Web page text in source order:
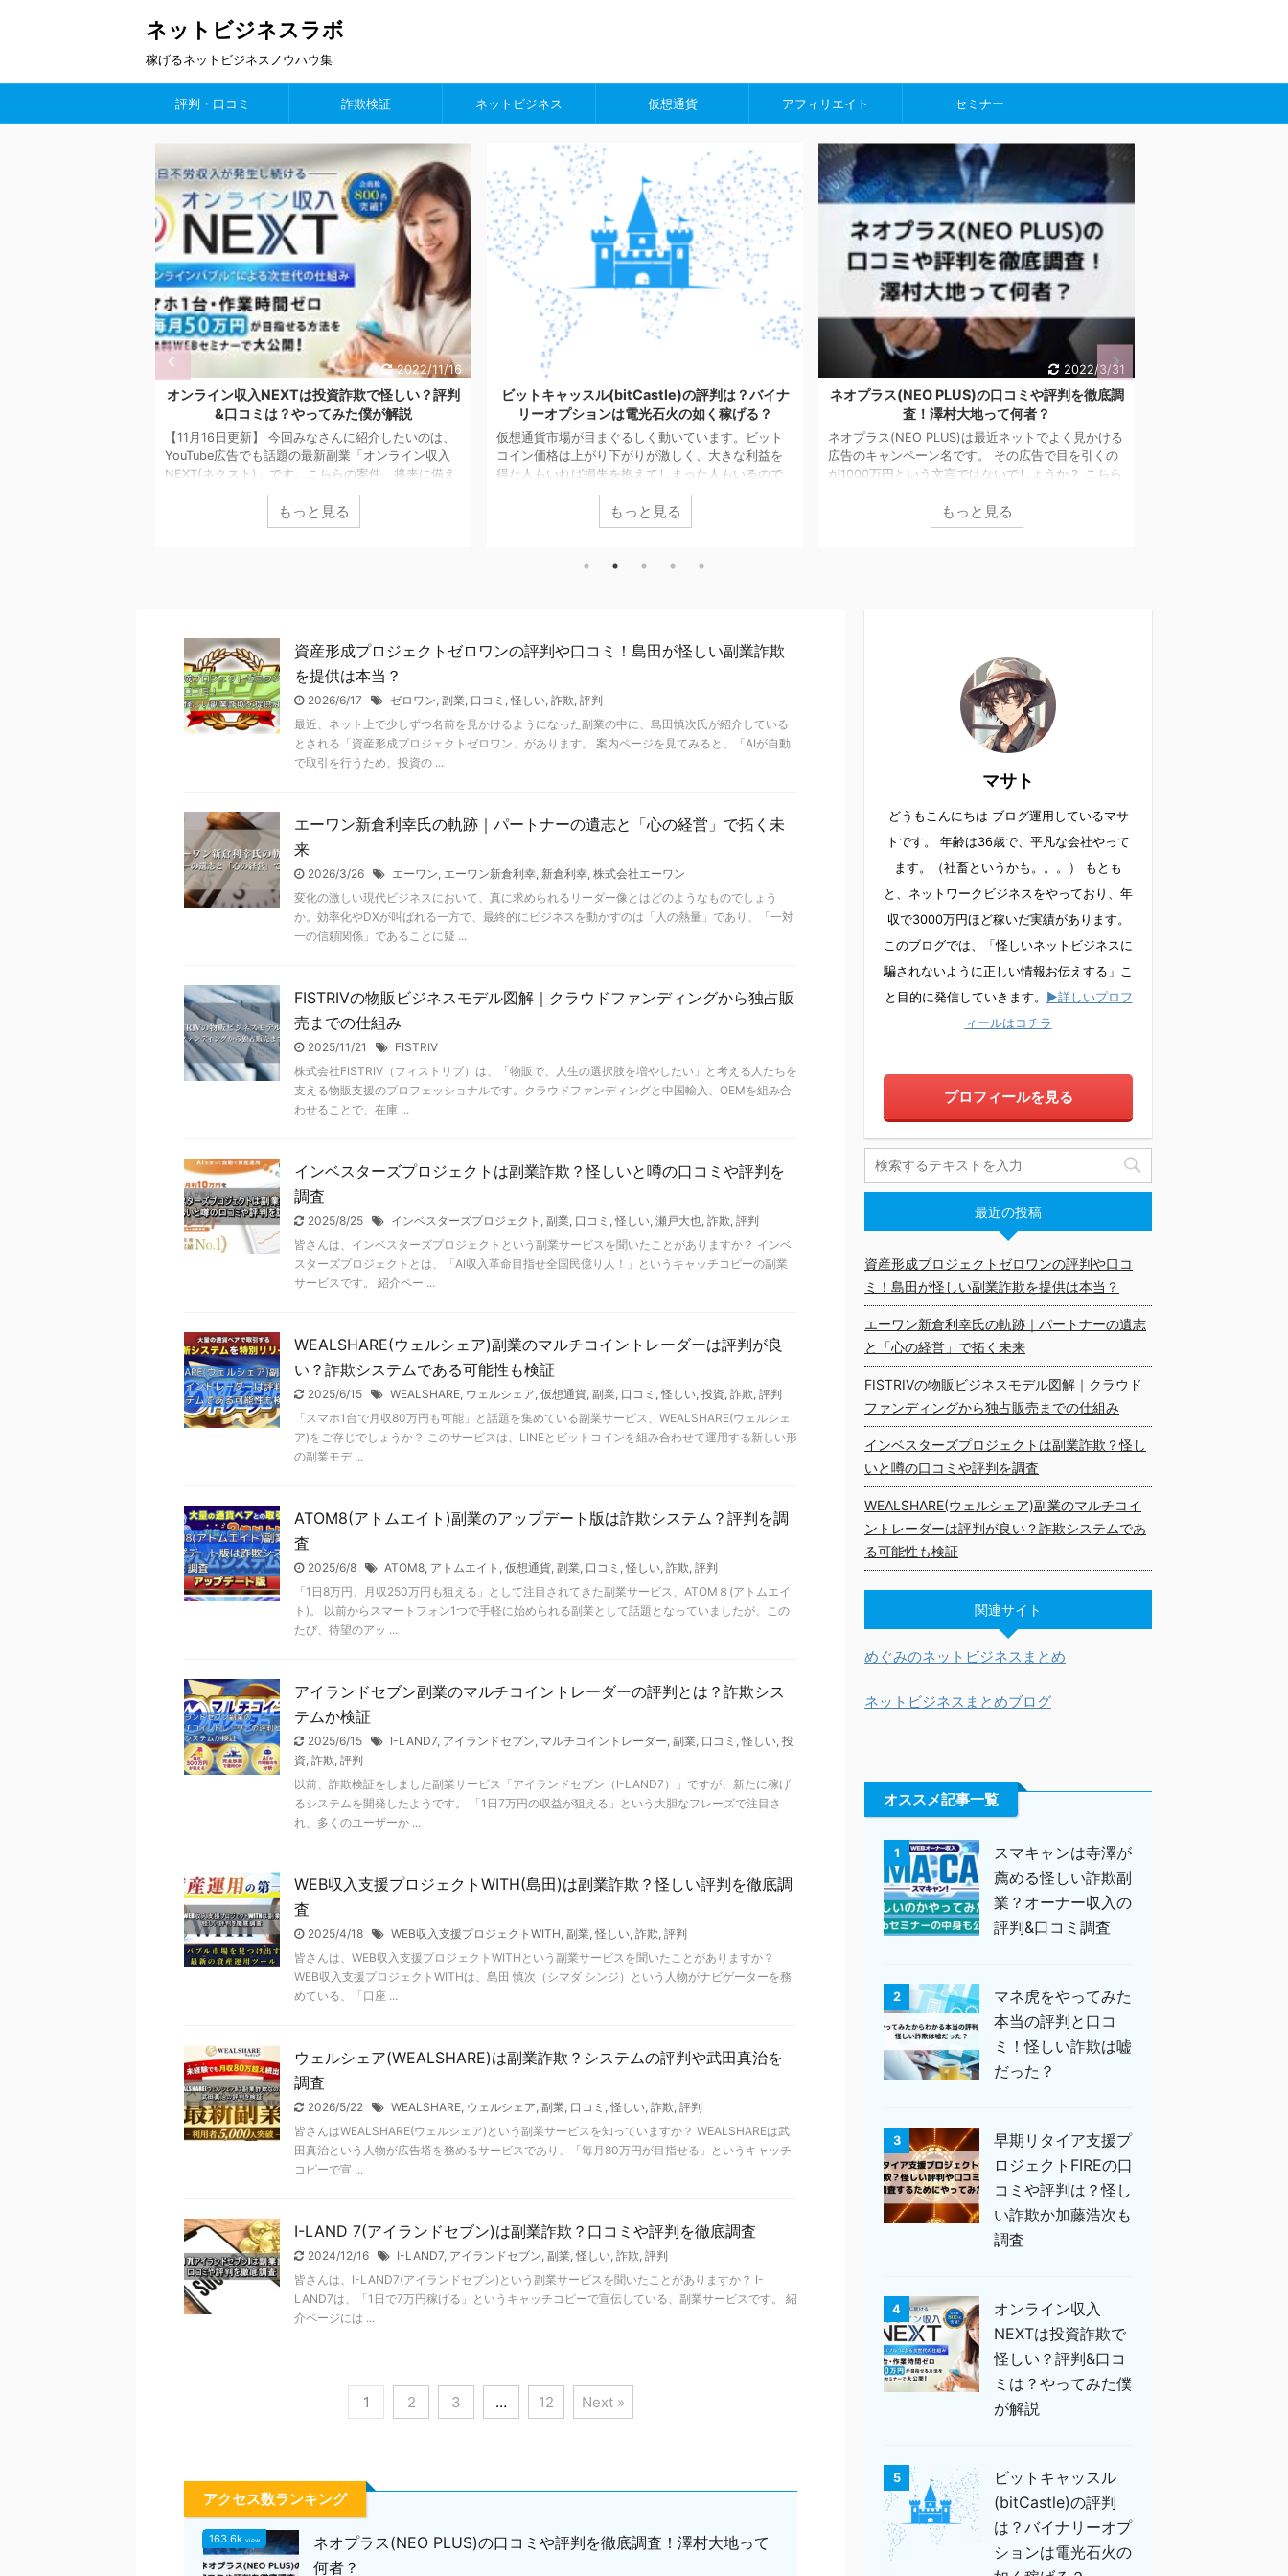
ネットビジネスラボ
稼げるネットビジネスノウハウ集
評判・口コミ 詐欺検証 ネットビジネス 仮想通貨 アフィリエイト セミナー
2022/11/16
オンライン収入NEXTは投資詐欺で怪しい？評判
&口コミは？やってみた僕が解説
【11月16日更新】 今回みなさんに紹介したいのは、
YouTube広告でも話題の最新副業「オンライン収入
NEXT(ネクスト)」です。こちらの案件、将来に備え
て収入源を増やしたいと考える方に特に人気なんだ
とか。 僕もこの広告観たんですけど、「毎月不労
収入が狙える」という言葉が今でも忘れられません
もっと見る
ビットキャッスル(bitCastle)の評判は？バイナ
リーオプションは電光石火の如く稼げる？
仮想通貨市場が目まぐるしく動いています。ビット
コイン価格は上がり下がりが激しく、大きな利益を
得た人もいれば損失を抱えてしまった人もいるので
はないでしょうか？ 日本人はまだ仮想通貨への抵抗
感があるようで、取引所に登録している人も少ない
みたいですね。 今日は仮想通貨に興味がない人でも
情報をお届けします！ 高速で稼げる「ある仕組み」
もっと見る
2022/3/31
ネオプラス(NEO PLUS)の口コミや評判を徹底調
査！澤村大地って何者？
ネオプラス(NEO PLUS)は最近ネットでよく見かける
広告のキャンペーン名です。 その広告で目を引くの
が1000万円という文言ではないでしょうか？ こちら
のネオプラス(NEO PLUS)ですが、かつて某総合商社
にて勤務し、現在は個人投資家として活動する澤村
大地氏が企画しています。 そんな彼が掲げる「全員
もっと見る
資産形成プロジェクトゼロワンの評判や口コミ！島田が怪しい副業詐欺
を提供は本当？
2026/6/17 ゼロワン, 副業, 口コミ ,怪しい, 詐欺, 評判
最近、ネット上で少しずつ名前を見かけるようになった副業の中に、島田慎次氏が紹介している
とされる「資産形成プロジェクトゼロワン」があります。 案内ページを見てみると、「AIが自動
で取引を行うため、投資の ...
エーワン新倉利幸氏の軌跡｜パートナーの遺志と「心の経営」で拓く未
来
2026/3/26 エーワン, エーワン新倉利幸, 新倉利幸, 株式会社エーワン
変化の激しい現代ビジネスにおいて、真に求められるリーダー像とはどのようなものでしょう
か。効率化やDXが叫ばれる一方で、最終的にビジネスを動かすのは「人の熱量」であり、「一対
一の信頼関係」であることに疑 ...
FISTRIVの物販ビジネスモデル図解｜クラウドファンディングから独占販
売までの仕組み
2025/11/21
FISTRIV
株式会社FISTRIV（フィストリブ）は、「物販で、人生の選択肢を増やしたい」と考える人たちを
支える物販支援のプロフェッショナルです。クラウドファンディングと中国輸入、OEMを組み合
わせることで、在庫 ...
インベスターズプロジェクトは副業詐欺？怪しいと噂の口コミや評判を
調査
2025/8/25 インベスターズプロジェクト , 副業, 口コミ ,怪しい, 瀬戸大也, 詐欺, 評判
皆さんは、インベスターズプロジェクトという副業サービスを聞いたことがありますか？ インベ
スターズプロジェクトとは、「AI収入革命目指せ全国民億り人！」というキャッチコピーの副業
サービスです。 紹介ペー ...
WEALSHARE(ウェルシェア)副業のマルチコイントレーダーは評判が良
い？詐欺システムである可能性も検証
2025/6/15 WEALSHARE, ウェルシェア, 仮想通貨, 副業, 口コミ ,怪しい, 投資, 詐欺, 評判
「スマホ1台で月収80万円も可能」と話題を集めている副業サービス、WEALSHARE(ウェルシェ
ア)をご存じでしょうか？ このサービスは、LINEとビットコインを組み合わせて運用する新しい形
の副業モデ ...
ATOM8(アトムエイト)副業のアップデート版は詐欺システム？評判を調
査
2025/6/8 ATOM8, アトムエイト , 仮想通貨, 副業, 口コミ ,怪しい, 詐欺, 評判
「1日8万円、月収250万円も狙える」として注目されてきた副業サービス、ATOM８(アトムエイ
ト)。 以前からスマートフォン1つで手軽に始められる副業として話題となっていましたが、この
たび、待望のアッ ...
アイランドセブン副業のマルチコイントレーダーの評判とは？詐欺シス
テムか検証
2025/6/15 I-LAND7, アイランドセブン, マルチコイントレーダー, 副業, 口コミ ,怪しい, 投
資, 詐欺, 評判
以前、詐欺検証をしました副業サービス「アイランドセブン（I-LAND7）」ですが、新たに稼げ
るシステムを開発したようです。 「1日7万円の収益が狙える」という大胆なフレーズで注目さ
れ、多くのユーザーか ...
WEB収入支援プロジェクトWITH(島田)は副業詐欺？怪しい評判を徹底調
査
2025/4/18 WEB収入支援プロジェクトWITH, 副業,怪しい, 詐欺, 評判
皆さんは、WEB収入支援プロジェクトWITHという副業サービスを聞いたことがありますか？
WEB収入支援プロジェクトWITHは、島田 慎次（シマダ シンジ）という人物がナビゲーターを務
めている、「口座 ...
ウェルシェア(WEALSHARE)は副業詐欺？システムの評判や武田真治を
調査
2026/5/22 WEALSHARE, ウェルシェア, 副業, 口コミ ,怪しい, 詐欺, 評判
皆さんはWEALSHARE(ウェルシェア)という副業サービスを知っていますか？ WEALSHAREは武
田真治という人物が広告塔を務めるサービスであり、「毎月80万円が目指せる」というキャッチ
コピーで宣 ...
I-LAND 7(アイランドセブン)は副業詐欺？口コミや評判を徹底調査
2024/12/16 I-LAND7, アイランドセブン, 副業,怪しい, 詐欺, 評判
皆さんは、I-LAND7(アイランドセブン)という副業サービスを聞いたことがありますか？ I-
LAND7は、「1日で7万円稼げる」というキャッチコピーで宣伝している、副業サービスです。 紹
介ページには ...
1 2 3 … 12 Next »
アクセス数ランキング
163.6k view
ネオプラス(NEO PLUS)の口コミや評判を徹底調査！澤村大地って
何者？
マサト
どうもこんにちは ブログ運用しているマサ
トです。 年齢は36歳で、平凡な会社やって
ます。（社畜というかも。。。） もとも
と、ネットワークビジネスをやっており、年
収で3000万円ほど稼いだ実績があります。
このブログでは、「怪しいネットビジネスに
騙されないように正しい情報お伝えする」こ
と目的に発信していきます。
▶詳しいプロフ
ィールはコチラ
プロフィールを見る
最近の投稿
資産形成プロジェクトゼロワンの評判や口コ
ミ！島田が怪しい副業詐欺を提供は本当？
エーワン新倉利幸氏の軌跡｜パートナーの遺志
と「心の経営」で拓く未来
FISTRIVの物販ビジネスモデル図解｜クラウド
ファンディングから独占販売までの仕組み
インベスターズプロジェクトは副業詐欺？怪し
いと噂の口コミや評判を調査
WEALSHARE(ウェルシェア)副業のマルチコイ
ントレーダーは評判が良い？詐欺システムであ
る可能性も検証
関連サイト
めぐみのネットビジネスまとめ
ネットビジネスまとめブログ
オススメ記事一覧
1
スマキャンは寺澤が
薦める怪しい詐欺副
業？オーナー収入の
評判&口コミ調査
2
マネ虎をやってみた
本当の評判と口コ
ミ！怪しい詐欺は嘘
だった？
3
早期リタイア支援プ
ロジェクトFIREの口
コミや評判は？怪し
い詐欺か加藤浩次も
調査
4
オンライン収入
NEXTは投資詐欺で
怪しい？評判&口コ
ミは？やってみた僕
が解説
5
ビットキャッスル
(bitCastle)の評判
は？バイナリーオプ
ションは電光石火の